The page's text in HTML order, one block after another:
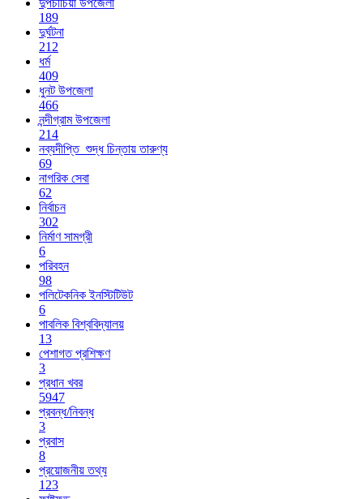
দুপচাঁচিয়া উপজেলা
189
দুর্ঘটনা
212
ধর্ম
409
ধুনট উপজেলা
466
নন্দীগ্রাম উপজেলা
214
নব্যদীপ্তি_শুদ্ধ চিন্তায় তারুণ্য
69
নাগরিক সেবা
62
নির্বাচন
302
নির্মাণ সামগ্রী
6
পরিবহন
98
পলিটেকনিক ইনস্টিটিউট
6
পাবলিক বিশ্ববিদ্যালয়
13
পেশাগত প্রশিক্ষণ
3
প্রধান খবর
5947
প্রবন্ধ/নিবন্ধ
3
প্রবাস
8
প্রয়োজনীয় তথ্য
123